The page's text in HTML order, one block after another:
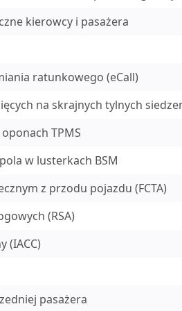
kierowcy i pasażera
ratunkowego (eCall)
na skrajnych tylnych
TPMS
w lusterkach BSM
z przodu pojazdu (FCTA)
(RSA)
(IACC)
pasażera